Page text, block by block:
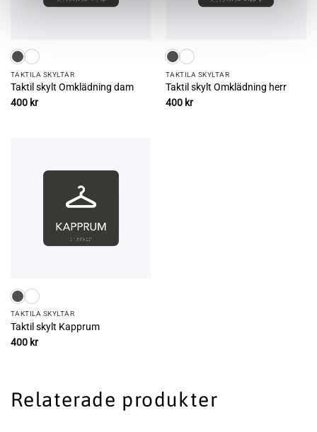
TAKTILA SKYLTAR
Taktil skylt Omklädning dam
400 kr
TAKTILA SKYLTAR
Taktil skylt Omklädning herr
400 kr
TAKTILA SKYLTAR
Taktil skylt Kapprum
400 kr
Relaterade produkter